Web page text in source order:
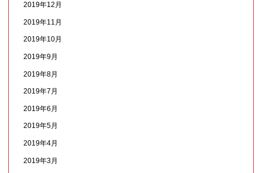
2019年12月
2019年11月
2019年10月
2019年9月
2019年8月
2019年7月
2019年6月
2019年5月
2019年4月
2019年3月